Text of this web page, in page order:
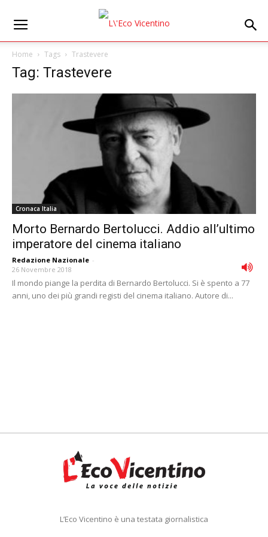
Home Tags Trastevere
Tag: Trastevere
Cronaca Italia
Morto Bernardo Bertolucci. Addio all’ultimo
imperatore del cinema italiano
Redazione Nazionale -
26 Novembre 2018
Il mondo piange la perdita di Bernardo Bertolucci. Si è spento a 77
anni, uno dei più grandi registi del cinema italiano. Autore di...
L’Eco Vicentino è una testata giornalistica